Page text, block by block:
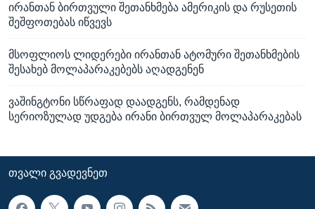
ირანთან ბირთვული შეთანხმება ამერიკის და რუსეთის
შეშფოთებას იწვევს
მსოფლიოს ლიდერები ირანთან ატომური შეთანხმების
შესახებ მოლაპარაკებებს აღადგენენ
ვაშინგტონი სწრაფად დაადგენს, რამდენად
სერიოზულად უდგება ირანი ბირთვულ მოლაპარაკებას
ᲗᲕᲐᲚᲘ ᲒᲕᲐᲓᲔᲕᲜᲔᲗ